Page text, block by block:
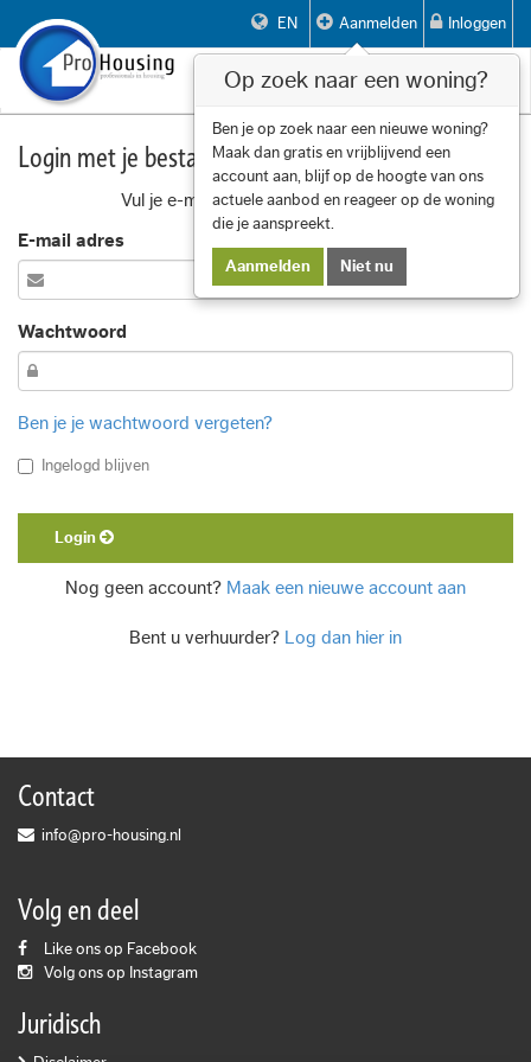
EN Aanmelden Inloggen
Toggle
Login met je bestaande account
Vul je e-mail adres en wachtwoord in
E-mail adres
Wachtwoord
Ben je je wachtwoord vergeten?
Ingelogd blijven
Login
Nog geen account? Maak een nieuwe account aan
Bent u verhuurder? Log dan hier in
Contact
info@pro-housing.nl
Volg en deel
Like ons op Facebook
Volg ons op Instagram
Juridisch
Op zoek naar een woning?
Ben je op zoek naar een nieuwe woning?
Maak dan gratis en vrijblijvend een
account aan, blijf op de hoogte van ons
actuele aanbod en reageer op de woning
die je aanspreekt.
Aanmelden Niet nu